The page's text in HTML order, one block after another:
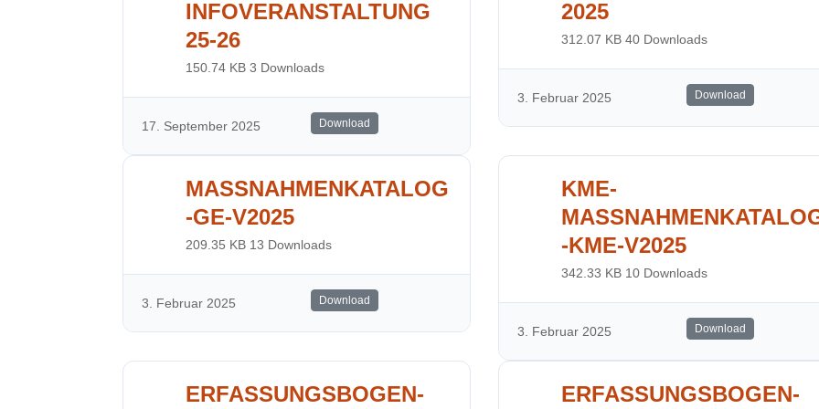
INFOVERANSTALTUNG
25-26
150.74 KB3 Downloads
17. September 2025 Download
2025
312.07 KB40 Downloads
3. Februar 2025 Download
MASSNAHMENKATALOG
-GE-V2025
209.35 KB 13 Downloads
3. Februar 2025 Download
KME-
-KME-V2025
342.33 KB 10 Downloads
3. Februar 2025 Download
ERFASSUNGSBOGEN- ERFASSUNGSBOGEN-